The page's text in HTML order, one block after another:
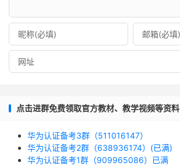
点击进群免费领取官方教材、教学视频等资料
华为认证备考3群（511016147）
华为认证备考2群（638936174）(已满)
华为认证备考1群（909965086）已满